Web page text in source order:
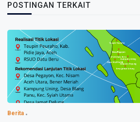
POSTINGAN TERKAIT
Berita